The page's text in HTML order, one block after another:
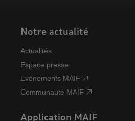
Mentions légales